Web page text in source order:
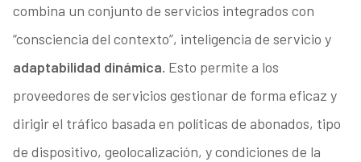
combina un conjunto de servicios integrados con
“consciencia del contexto”, inteligencia de servicio y
adaptabilidad dinámica. Esto permite a los
proveedores de servicios gestionar de forma eficaz y
dirigir el tráfico basada en políticas de abonados, tipo
de dispositivo, geolocalización, y condiciones de la